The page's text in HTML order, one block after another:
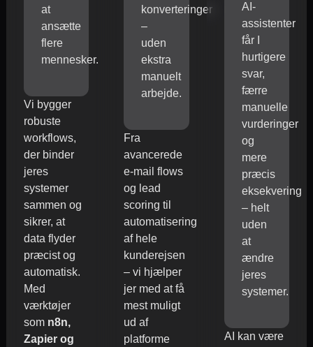
at
ansætte
flere
mennesker.
Vi bygger
robuste
workflows,
der binder
jeres
systemer
sammen og
sikrer, at
data flyder
præcist og
automatisk.
Med
værktøjer
som n8n,
Zapier og
konverteringer
–
uden
ekstra
manuelt
arbejde.
Fra
avancerede
e-mail flows
og lead
scoring til
automatisering
af hele
kunderejsen
– vi hjælper
jer med at få
mest muligt
ud af
platforme
AI-
assistenter
får I
hurtigere
svar,
færre
manuelle
vurderinger
og
mere
præcis
eksekvering
– helt
uden
at
ændre
jeres
systemer.
AI kan være